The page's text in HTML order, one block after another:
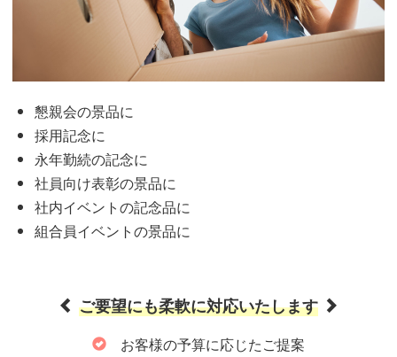
懇親会の景品に
採用記念に
永年勤続の記念に
社員向け表彰の景品に
社内イベントの記念品に
組合員イベントの景品に
ご要望にも柔軟に対応いたします
お客様の予算に応じたご提案